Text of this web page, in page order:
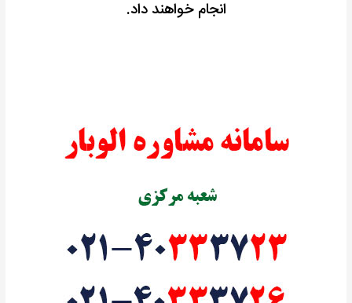
انجام خواهند داد.